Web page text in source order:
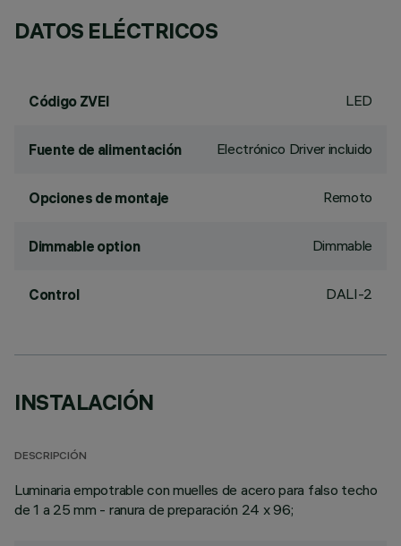
DATOS ELÉCTRICOS
Código ZVEI LED
Fuente de alimentación Electrónico Driver incluido
Opciones de montaje Remoto
Dimmable option Dimmable
Control DALI-2
INSTALACIÓN
DESCRIPCIÓN
Luminaria empotrable con muelles de acero para falso techo
de 1 a 25 mm - ranura de preparación 24 x 96;